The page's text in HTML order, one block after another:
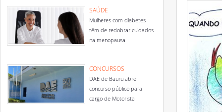
SAÚDE
Mulheres com diabetes
têm de redobrar cuidados
na menopausa
CONCURSOS
DAE de Bauru abre
concurso público para
cargo de Motorista